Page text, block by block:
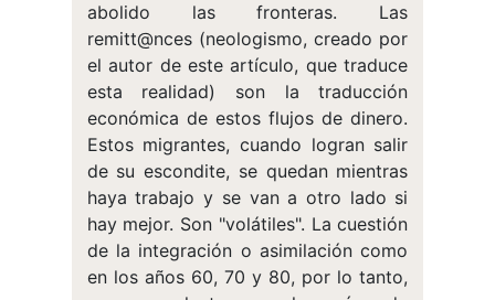
abolido las fronteras. Las
remitt@nces (neologismo, creado por
el autor de este artículo, que traduce
esta realidad) son la traducción
económica de estos flujos de dinero.
Estos migrantes, cuando logran salir
de su escondite, se quedan mientras
haya trabajo y se van a otro lado si
hay mejor. Son "volátiles". La cuestión
de la integración o asimilación como
en los años 60, 70 y 80, por lo tanto,